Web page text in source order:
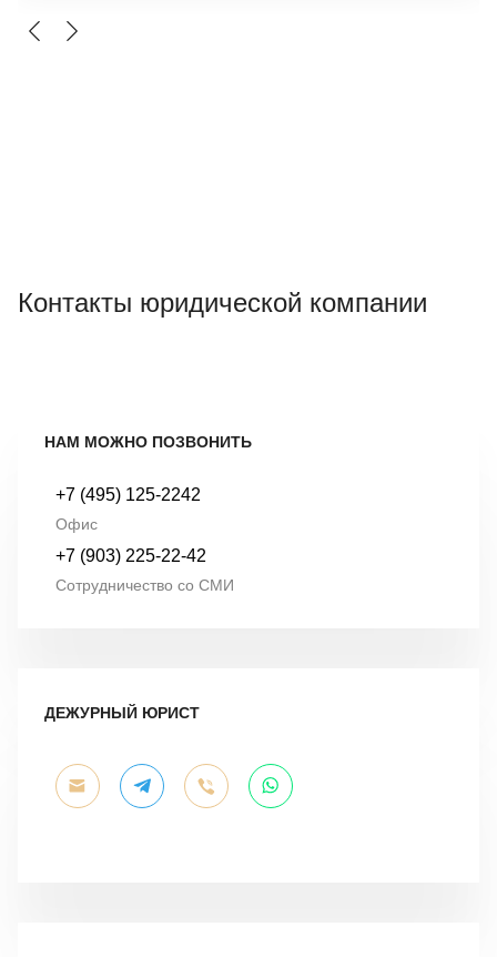
Контакты юридической компании
НАМ МОЖНО ПОЗВОНИТЬ
+7 (495) 125-2242
Офис
+7 (903) 225-22-42
Сотрудничество со СМИ
ДЕЖУРНЫЙ ЮРИСТ